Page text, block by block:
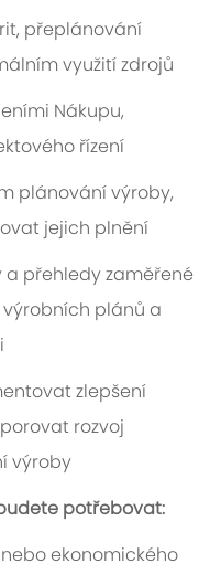
přeplánování
využití zdrojů
Nákupu,
řízení
plánování výroby,
jejich plnění
a přehledy zaměřené
plánů a
zlepšení
rozvoj
výroby
potřebovat:
ekonomického